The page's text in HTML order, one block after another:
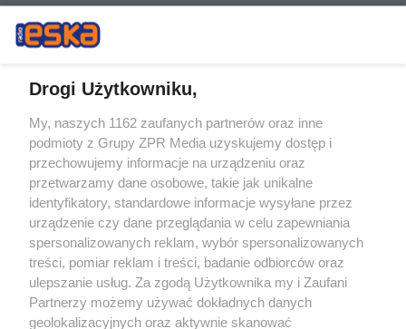
Żaden utwór zamieszczony w serwisie nie może być powielany i
rozpowszechniany lub dalej rozpowszechniany w jakikolwiek sposób (w
tym także elektroniczny lub mechaniczny) na jakimkolwiek polu
eksploatacji w jakiejkolwiek formie, włącznie z umieszczaniem w
Internecie bez pisemnej zgody właściciela praw. Jakiekolwiek użycie lub
wykorzystanie utworów w całości lub w części z naruszeniem prawa,
tzn. bez właściwej zgody, jest zabronione pod groźbą kary i może być
ścigane prawnie.
Drogi Użytkowniku,
My, naszych 1162 zaufanych partnerów oraz inne
podmioty z Grupy ZPR Media uzyskujemy dostęp i
przechowujemy informacje na urządzeniu oraz
przetwarzamy dane osobowe, takie jak unikalne
identyfikatory, standardowe informacje wysyłane przez
urządzenie czy dane przeglądania w celu zapewniania
spersonalizowanych reklam, wybór spersonalizowanych
treści, pomiar reklam i treści, badanie odbiorców oraz
ulepszanie usług. Za zgodą Użytkownika my i Zaufani
Partnerzy możemy używać dokładnych danych
geolokalizacyjnych oraz aktywnie skanować